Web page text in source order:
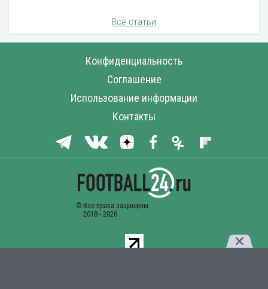
Все статьи
Конфиденциальность
Соглашение
Использование информации
Контакты